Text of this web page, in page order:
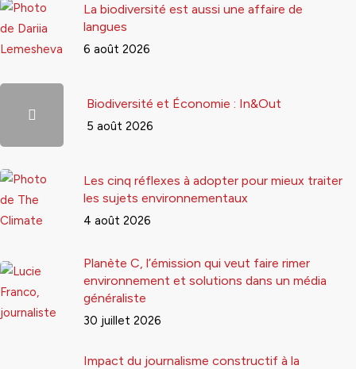
La biodiversité est aussi une affaire de
langues
6 août 2026
Biodiversité et Économie : In&Out
5 août 2026
Les cinq réflexes à adopter pour mieux traiter
les sujets environnementaux
4 août 2026
Planète C, l’émission qui veut faire rimer
environnement et solutions dans un média
généraliste
30 juillet 2026
Impact du journalisme constructif à la